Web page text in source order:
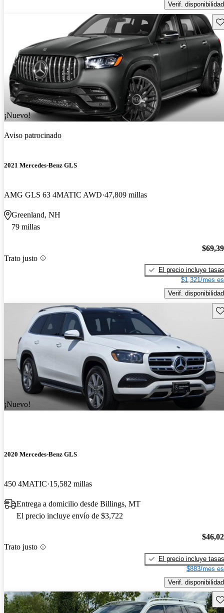
Verif. disponibilidad
¡Nuevo!
Aviso patrocinado
2021 Mercedes-Benz GLS
AMG GLS 63 4MATIC AWD 47,809 millas
Greenland, NH
79 millas
Trato justo
El precio incluye tasas
$1,321/mes
Verif. disponibilidad
¡Nuevo!
2020 Mercedes-Benz GLS
450 4MATIC 15,582 millas
Entrega a domicilio desde Billings, MT
El precio incluye envío de $3,722
Trato justo
El precio incluye tasas
$883/mes
Verif. disponibilidad